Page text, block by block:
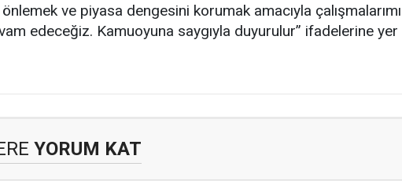
ve piyasa dengesini korumak amacıyla
edeceğiz. Kamuoyuna saygıyla duyurulur” ifadelerine yer
YORUM KAT